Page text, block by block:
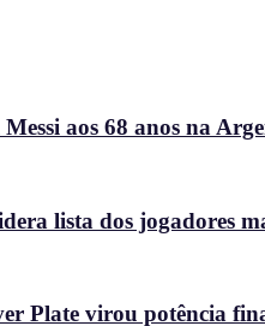
aos 68 anos na
lista dos jogadores
Plate virou potência